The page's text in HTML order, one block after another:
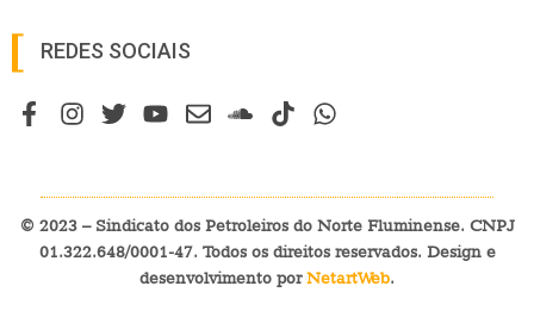
REDES SOCIAIS
© 2023 – Sindicato dos Petroleiros do Norte Fluminense. CNPJ
01.322.648/0001-47. Todos os direitos reservados. Design e
desenvolvimento porNetartWeb.